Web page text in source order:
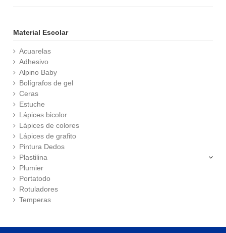
Material Escolar
Acuarelas
Adhesivo
Alpino Baby
Bolígrafos de gel
Ceras
Estuche
Lápices bicolor
Lápices de colores
Lápices de grafito
Pintura Dedos
Plastilina
Plumier
Portatodo
Rotuladores
Temperas